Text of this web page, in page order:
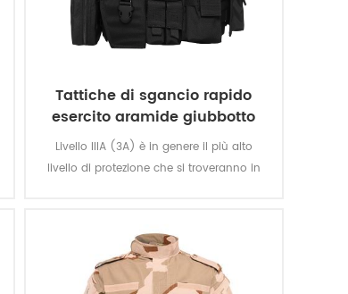
Tattiche di sgancio rapido
esercito aramide giubbotto
antiproiettile
Livello IIIA (3A) è in genere il più alto
livello di protezione che si troveranno in
magnum. Che è grande protezione. Non
accontentarsi di altri giubbotti che offrono
un livello IIA o di II livello.